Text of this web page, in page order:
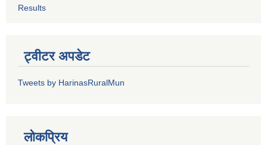
Results
ट्वीटर अपडेट
Tweets by HarinasRuralMun
लोकप्रिय